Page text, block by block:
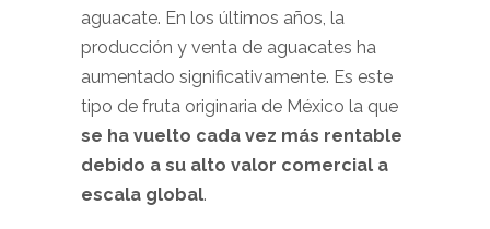
aguacate. En los últimos años, la
producción y venta de aguacates ha
aumentado significativamente. Es este
tipo de fruta originaria de México la que
se ha vuelto cada vez más rentable
debido a su alto valor comercial a
escala global.